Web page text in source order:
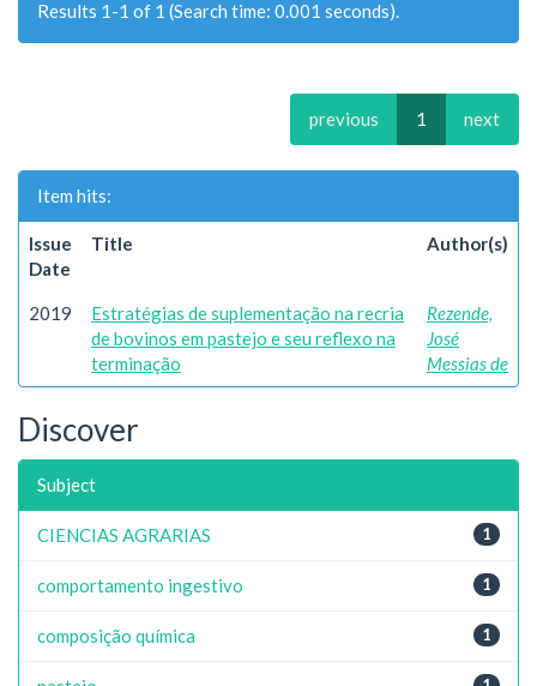
Results 1-1 of 1 (Search time: 0.001 seconds).
previous 1 next
Item hits:
Issue
Date
Title Author(s)
2019
Estratégias de suplementação na recria
de bovinos em pastejo e seu reflexo na
terminação
Rezende,
José
Messias de
Discover
Subject
1
CIENCIAS AGRARIAS
1
comportamento ingestivo
1
composição química